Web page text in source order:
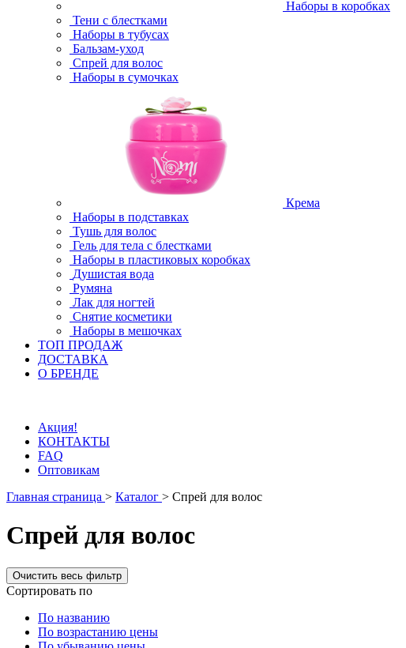
Наборы в коробках
Тени с блестками
Наборы в тубусах
Бальзам-уход
Спрей для волос
Наборы в сумочках
Крема
Наборы в подставках
Тушь для волос
Гель для тела с блестками
Наборы в пластиковых коробках
Душистая вода
Румяна
Лак для ногтей
Снятие косметики
Наборы в мешочках
ТОП ПРОДАЖ
ДОСТАВКА
О БРЕНДЕ
Акция!
КОНТАКТЫ
FAQ
Оптовикам
Главная страница > Каталог > Спрей для волос
Спрей для волос
Сортировать по
По названию
По возрастанию цены